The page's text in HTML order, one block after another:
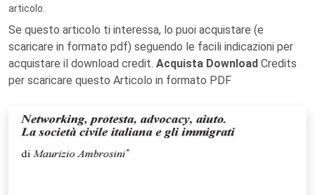
articolo.
Se questo articolo ti interessa, lo puoi acquistare (e
scaricare in formato pdf) seguendo le facili indicazioni per
acquistare il download credit. Acquista Download Credits
per scaricare questo Articolo in formato PDF